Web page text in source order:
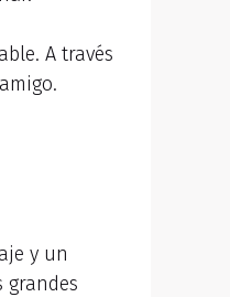
A través
y un
grandes